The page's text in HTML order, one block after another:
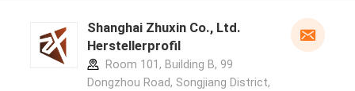
Shanghai Zhuxin Co., Ltd.
Herstellerprofil
Room 101, Building B, 99
Dongzhou Road, Songjiang District,